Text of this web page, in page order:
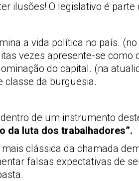
ilusões! O legislativo é
a vida política no país.
vezes apresente-se como
do capital. (na
classe da burguesia.
de um instrumento
da luta dos trabalhadores”.
clássica da chamada
falsas expectativas de